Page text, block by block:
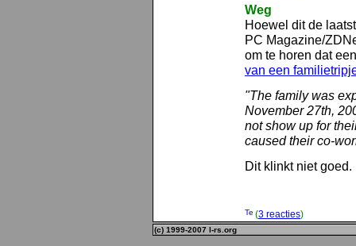
Weg
Hoewel dit de
PC Magazine/
om te horen dat
van een
"The family was
November 27th,
not show up for
caused their co-
Dit klinkt niet goed.
(3 reacties)
(c) 1999-2007 l-rs.org